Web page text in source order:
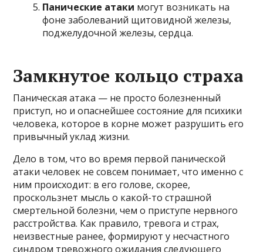
Панические атаки могут возникать на
фоне заболеваний щитовидной железы,
поджелудочной железы, сердца.
Замкнутое кольцо страха
Паническая атака — не просто болезненный
приступ, но и опаснейшее состояние для психики
человека, которое в корне может разрушить его
привычный уклад жизни.
Дело в том, что во время первой панической
атаки человек не совсем понимает, что именно с
ним происходит: в его голове, скорее,
проскользнет мысль о какой-то страшной
смертельной болезни, чем о приступе нервного
расстройства. Как правило, тревога и страх,
неизвестные ранее, формируют у несчастного
синдром тревожного ожидания следующего